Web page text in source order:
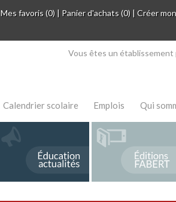
Mes favoris (0) | Panier d'achats (0) |Créer
Vous êtes un établissement
Calendrier scolaire Emplois Qui